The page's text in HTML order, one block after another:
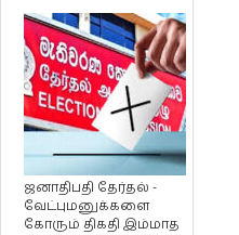
ஜனாதிபதி தேர்தல் -
வேட்புமனுக்களை
கோரும் திகதி இம்மாத